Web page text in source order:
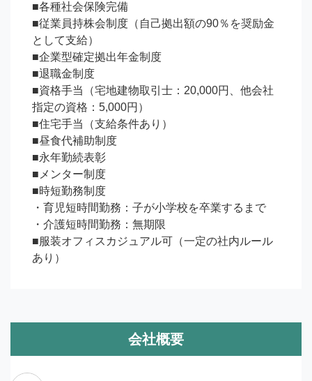
■各種社会保険完備
■従業員持株会制度（自己拠出額の90％を奨励金
として支給）
■企業型確定拠出年金制度
■退職金制度
■資格手当（宅地建物取引士：20,000円、他会社
指定の資格：5,000円）
■住宅手当（支給条件あり）
■昼食代補助制度
■永年勤続表彰
■メンター制度
■時短勤務制度
・育児短時間勤務：子が小学校を卒業するまで
・介護短時間勤務：無期限
■服装オフィスカジュアル可（一定の社内ルール
あり）
会社概要